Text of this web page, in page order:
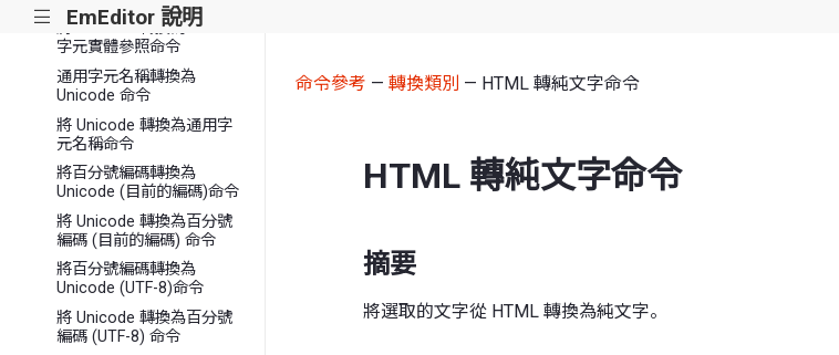
||| EmEditor 說明
將 Unicode 轉換為 HTML
字元實體參照命令
通用字元名稱轉換為
Unicode 命令
將 Unicode 轉換為通用字
元名稱命令
將百分號編碼轉換為
Unicode (目前的編碼)命令
將 Unicode 轉換為百分號
編碼 (目前的編碼) 命令
將百分號編碼轉換為
Unicode (UTF-8)命令
將 Unicode 轉換為百分號
編碼 (UTF-8) 命令
命令參考 — 轉換類別 — HTML 轉純文字命令
HTML 轉純文字命令
摘要
將選取的文字從 HTML 轉換為純文字。